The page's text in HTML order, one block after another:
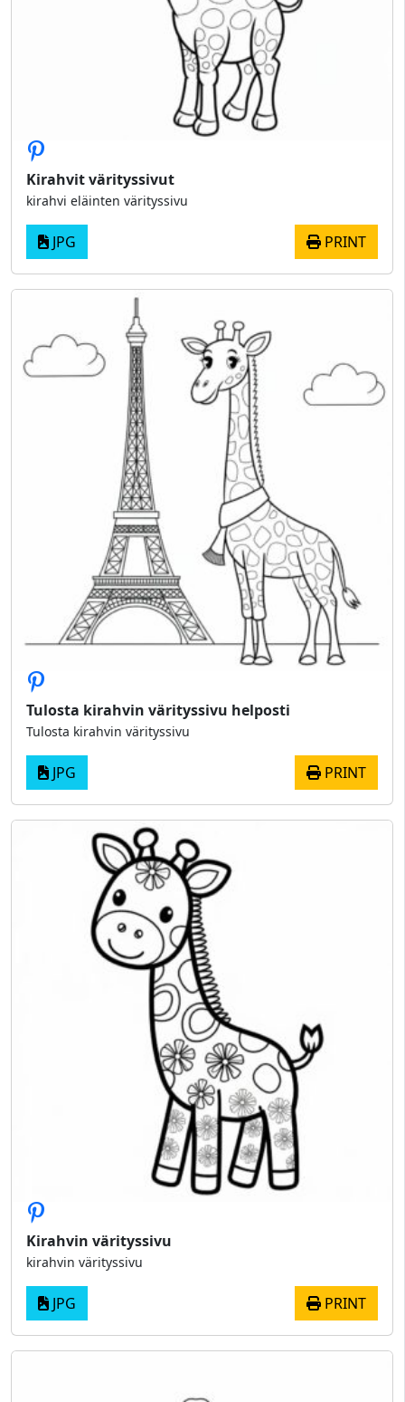
Kirahvit värityssivut
kirahvi eläinten värityssivu
JPG PRINT
Tulosta kirahvin värityssivu helposti
Tulosta kirahvin värityssivu
JPG PRINT
Kirahvin värityssivu
kirahvin värityssivu
JPG PRINT